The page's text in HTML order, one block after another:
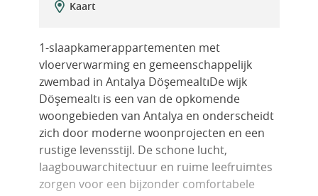
Kaart
1-slaapkamerappartementen met
vloerverwarming en gemeenschappelijk
zwembad in Antalya DöşemealtıDe wijk
Döşemealtı is een van de opkomende
woongebieden van Antalya en onderscheidt
zich door moderne woonprojecten en een
rustige levensstijl. De schone lucht,
laagbouwarchitectuur en ruime leefruimtes
zorgen voor een bijzonder comfortabele